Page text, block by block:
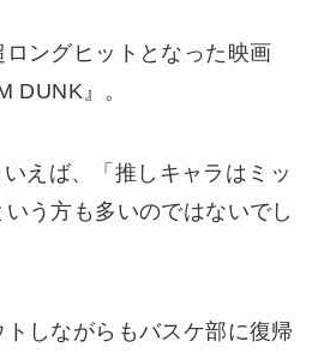
ングヒットとなった映画
DUNK』。
いえば、「推しキャラはミッ
う方も多いのではないでし
しながらもバスケ部に復帰